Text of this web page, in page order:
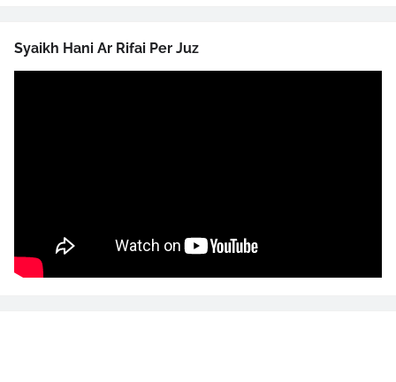
Syaikh Hani Ar Rifai Per Juz